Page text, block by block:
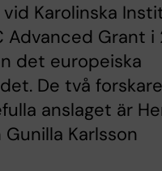
vid Karolinska
Advanced Grant i
det europeiska
De två
anslaget är
Karlsson